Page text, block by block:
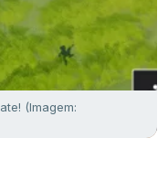
(Imagem: